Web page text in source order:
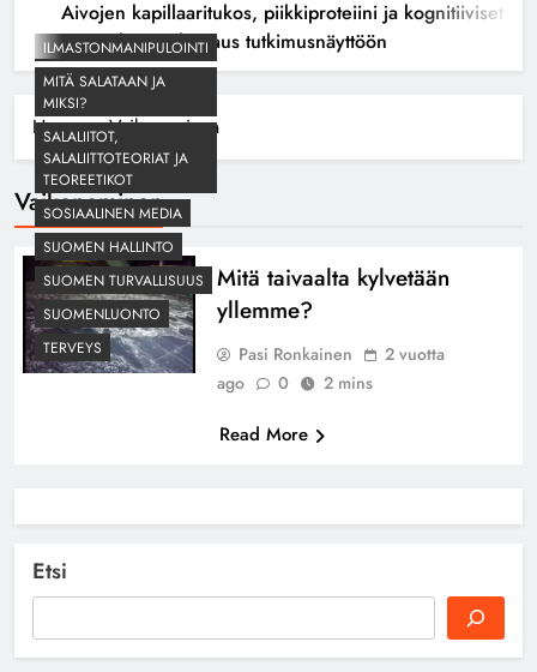
Aivojen kapillaaritukos, piikkiproteiini ja kognitiiviset
seuraukset – katsaus tutkimusnäyttöön
Home Vaikeneminen
Vaikeneminen
ILMASTONMANIPULOINTI
MITÄ SALATAAN JA
MIKSI?
SALALIITOT,
SALALIITTOTEORIAT JA
TEOREETIKOT
SOSIAALINEN MEDIA
SUOMEN HALLINTO
SUOMEN TURVALLISUUS
SUOMENLUONTO
TERVEYS
Mitä taivaalta kylvetään
yllemme?
Pasi Ronkainen
2 vuotta
ago
0 2 mins
Read More
Etsi